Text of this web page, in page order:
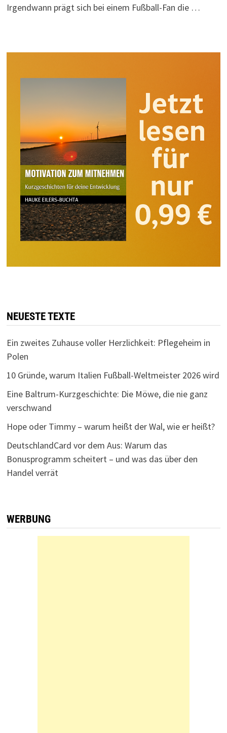
Irgendwann prägt sich bei einem Fußball-Fan die …
NEUESTE TEXTE
Ein zweites Zuhause voller Herzlichkeit: Pflegeheim in
Polen
10 Gründe, warum Italien Fußball-Weltmeister 2026 wird
Eine Baltrum-Kurzgeschichte: Die Möwe, die nie ganz
verschwand
Hope oder Timmy – warum heißt der Wal, wie er heißt?
DeutschlandCard vor dem Aus: Warum das
Bonusprogramm scheitert – und was das über den
Handel verrät
WERBUNG